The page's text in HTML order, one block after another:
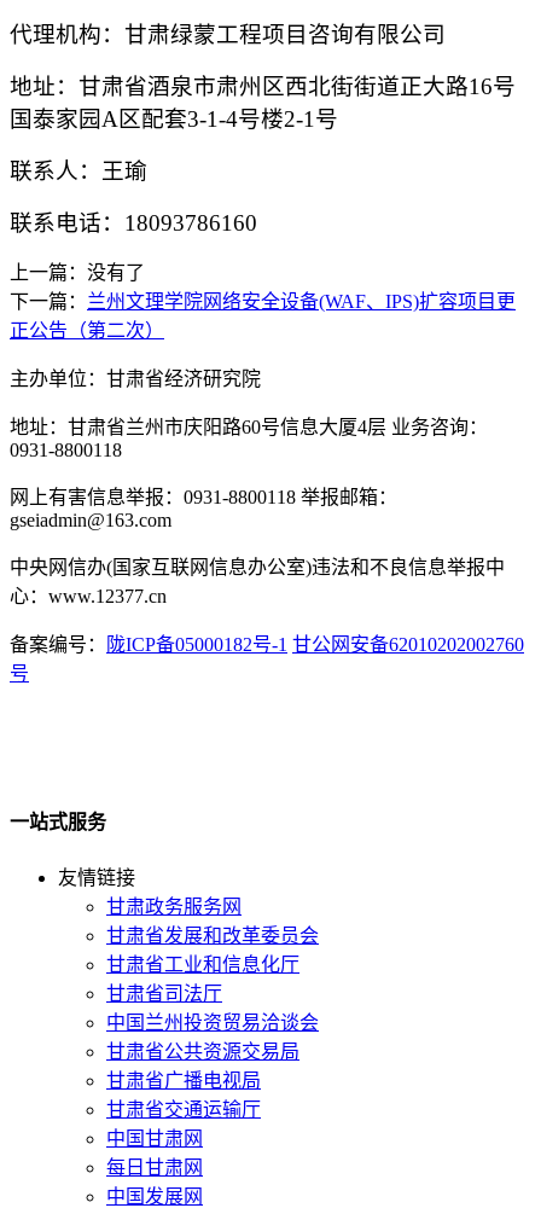
代理机构： 甘肃绿蒙工程项目咨询有限公司
地址： 甘肃省酒泉市肃州区西北街街道正大路16号
国泰家园A区配套3-1-4号楼2-1号
联系人： 王瑜
联系电话： 18093786160
上一篇：没有了
下一篇： 兰州文理学院网络安全设备(WAF、IPS)扩容项目更
正公告（第二次）
主办单位：甘肃省经济研究院
地址：甘肃省兰州市庆阳路60号信息大厦4层 业务咨询：
0931-8800118
网上有害信息举报：0931-8800118 举报邮箱：
gseiadmin@163.com
中央网信办(国家互联网信息办公室)违法和不良信息举报中
心：www.12377.cn
备案编号： 陇ICP备05000182号-1 甘公网安备62010202002760
号
一站式服务
友情链接
甘肃政务服务网
甘肃省发展和改革委员会
甘肃省工业和信息化厅
甘肃省司法厅
中国兰州投资贸易洽谈会
甘肃省公共资源交易局
甘肃省广播电视局
甘肃省交通运输厅
中国甘肃网
每日甘肃网
中国发展网